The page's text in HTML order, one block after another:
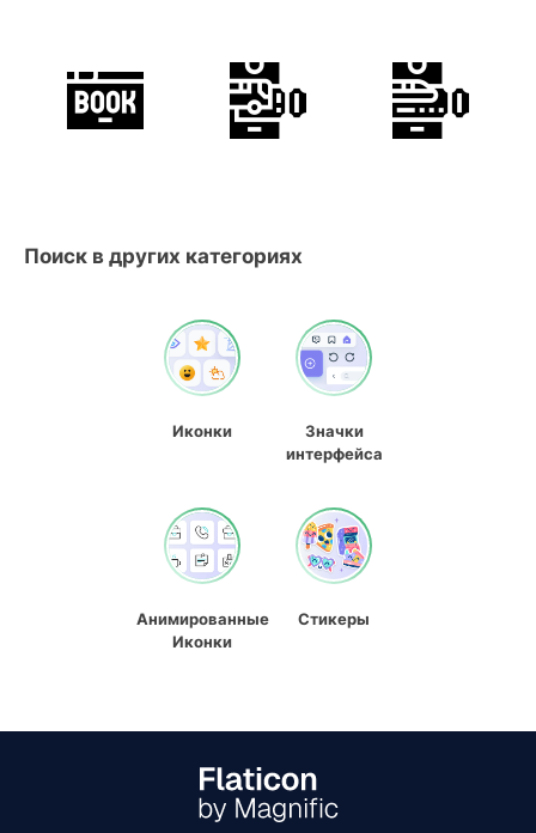
Поиск в других категориях
Иконки
Значки
интерфейса
Анимированные
Иконки
Стикеры